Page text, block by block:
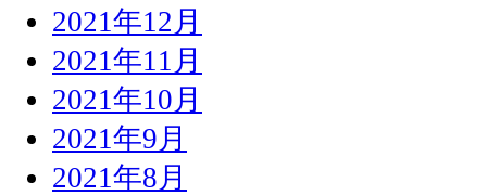
2021年12月
2021年11月
2021年10月
2021年9月
2021年8月